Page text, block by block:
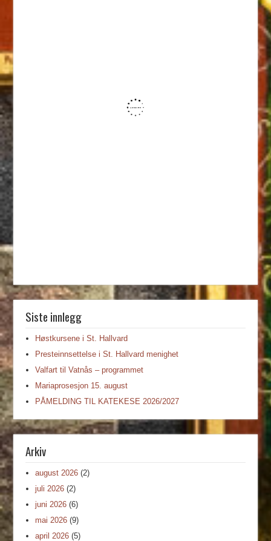
Siste innlegg
Høstkursene i St. Hallvard
Presteinnsettelse i St. Hallvard menighet
Valfart til Vatnås – programmet
Mariaprosesjon 15. august
PÅMELDING TIL KATEKESE 2026/2027
Arkiv
august 2026 (2)
juli 2026 (2)
juni 2026 (6)
mai 2026 (9)
april 2026 (5)